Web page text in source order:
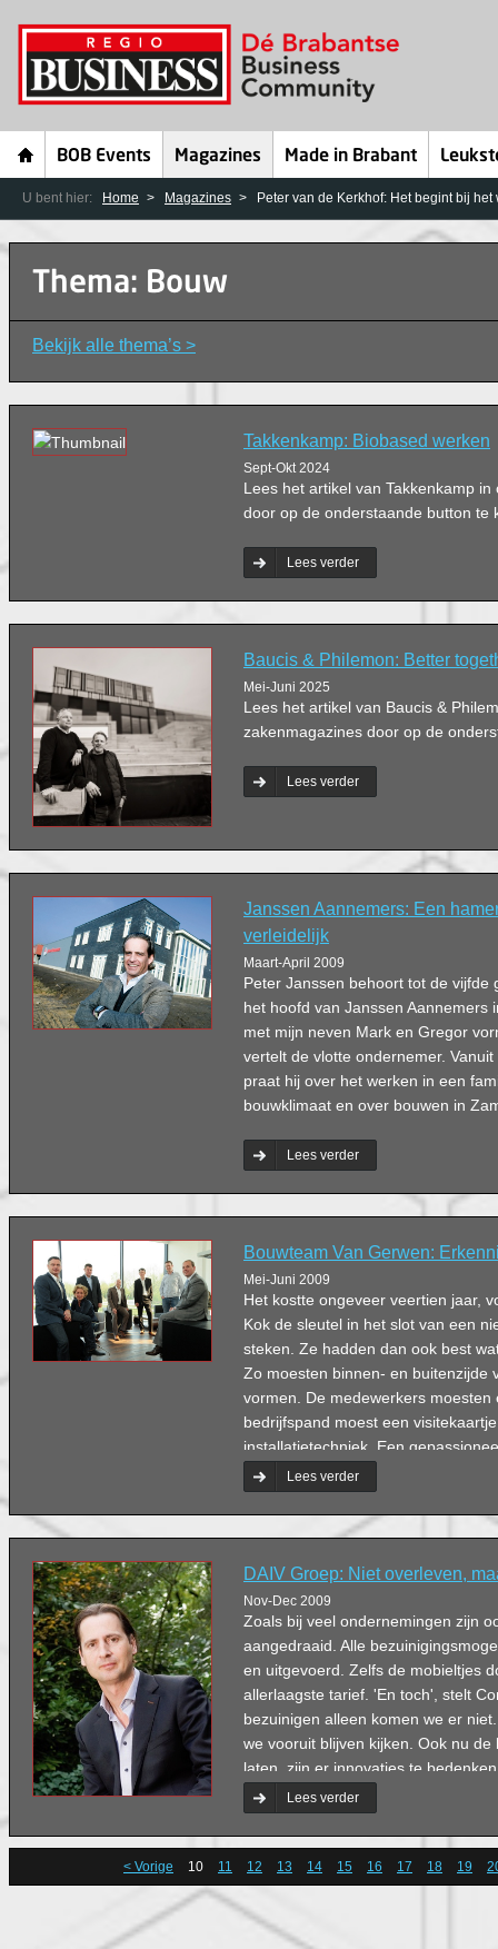
BOB Events Magazines Made in Brabant
U bent hier: Home Magazines Peter van de Kerkhof: Het begint bij het
Thema: Bouw
Bekijk alle thema’s >
Takkenkamp: Biobased werken
Sept-Okt 2024
Lees het artikel van Takkenkamp
door op de onderstaande button te
Lees verder
Baucis & Philemon: Better
Mei-Juni 2025
Lees het artikel van Baucis &
zakenmagazines door op de
Lees verder
Janssen Aannemers: Een
verleidelijk
Maart-April 2009
Peter Janssen behoort tot de vijfde
het hoofd van Janssen Aannemers
met mijn neven Mark en Gregor
vertelt de vlotte ondernemer.
praat hij over het werken in een
bouwklimaat en over bouwen in
Lees verder
Bouwteam Van Gerwen:
Mei-Juni 2009
Het kostte ongeveer veertien jaar,
Kok de sleutel in het slot van een
steken. Ze hadden dan ook best
Zo moesten binnen- en buitenzijde
vormen. De medewerkers
bedrijfspand moest een
installatietechniek. Een
wensen stuk voor stuk in.
Lees verder
DAIV Groep: Niet overleven,
Nov-Dec 2009
Zoals bij veel ondernemingen zijn
aangedraaid. Alle
en uitgevoerd. Zelfs de mobieltjes
allerlaagste tarief. 'En toch', stelt
bezuinigen alleen komen we er
we vooruit blijven kijken. Ook nu
laten, zijn er innovaties te
stevige impuls kunnen geven.'
Lees verder
< Vorige 10 11 12 13 14 15 16 17 18 19